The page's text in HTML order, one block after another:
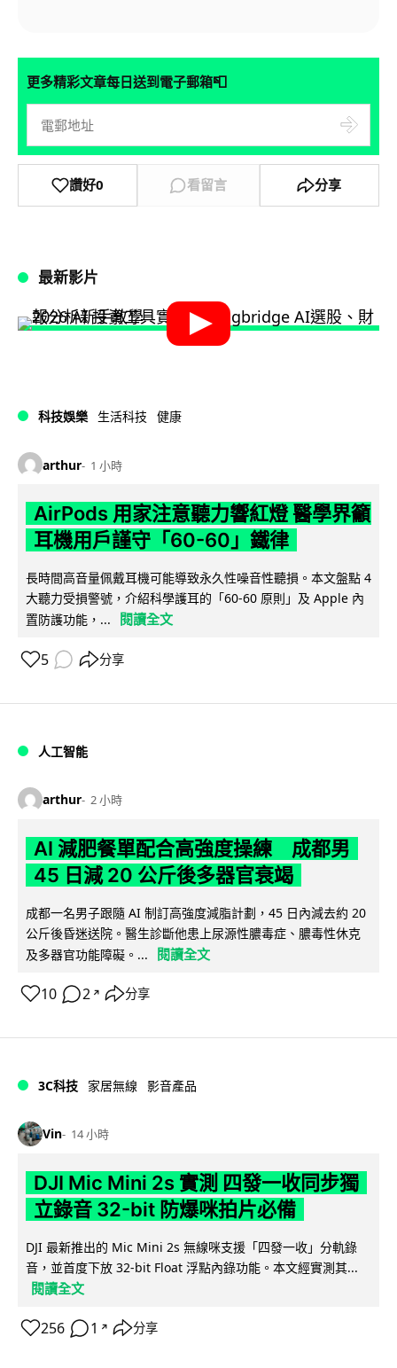
更多精彩文章每日送到電子郵箱📮
讚好0 看留言 分享
最新影片
科技娛樂 生活科技 健康
arthur 1 小時
AirPods 用家注意聽力響紅燈 醫學界籲
耳機用戶謹守「60-60」鐵律
長時間高音量佩戴耳機可能導致永久性噪音性聽損。本文盤點 4
大聽力受損警號，介紹科學護耳的「60-60 原則」及 Apple 內
置防護功能，...
閱讀全文
5 分享
人工智能
arthur 2 小時
AI 減肥餐單配合高強度操練 成都男
45 日減 20 公斤後多器官衰竭
成都一名男子跟隨 AI 制訂高強度減脂計劃，45 日內減去約 20
公斤後昏迷送院。醫生診斷他患上尿源性膿毒症、膿毒性休克
及多器官功能障礙。...
閱讀全文
10 2 ↗ 分享
3C科技 家居無線 影音產品
Vin 14 小時
DJI Mic Mini 2s 實測 四發一收同步獨
立錄音 32-bit 防爆咪拍片必備
DJI 最新推出的 Mic Mini 2s 無線咪支援「四發一收」分軌錄
音，並首度下放 32-bit Float 浮點內錄功能。本文經實測其...
閱讀全文
256 1 ↗ 分享